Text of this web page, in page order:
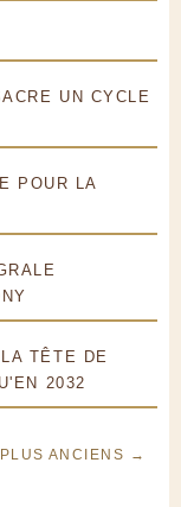
UN CYCLE
POUR LA
TÊTE DE
2032
ANCIENS →